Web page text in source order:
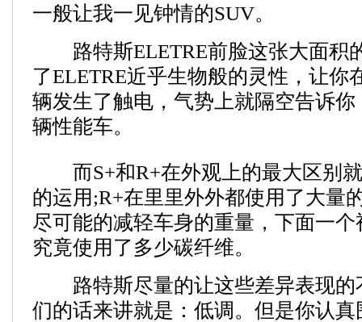
一般让我一见钟情的SUV。
路特斯ELETRE前脸这张大面积
了ELETRE近乎生物般的灵性，让你
辆发生了触电，气势上就隔空告诉
辆性能车。
而S+和R+在外观上的最大区别就
的运用;R+在里里外外都使用了大量
尽可能的减轻车身的重量，下面一
究竟使用了多少碳纤维。
路特斯尽量的让这些差异表现的
们的话来讲就是：低调。但是你认